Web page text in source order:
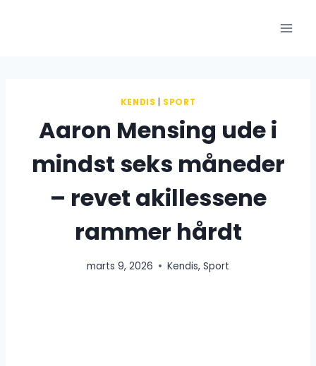
KENDIS SPORT
Aaron Mensing ude i
mindst seks måneder
– revet akillessene
rammer hårdt
marts 9, 2026 Kendis, Sport